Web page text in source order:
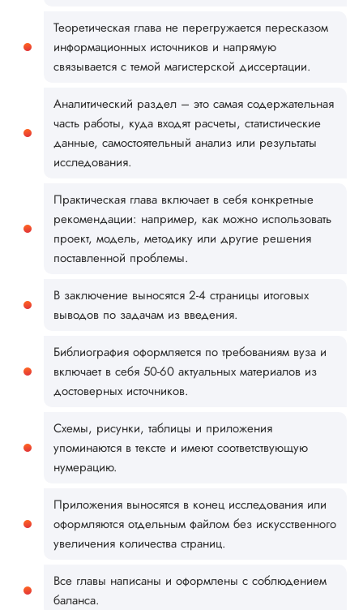
Теоретическая глава не перегружается пересказом
информационных источников и напрямую
связывается с темой магистерской диссертации.
Аналитический раздел – это самая содержательная
часть работы, куда входят расчеты, статистические
данные, самостоятельный анализ или результаты
исследования.
Практическая глава включает в себя конкретные
рекомендации: например, как можно использовать
проект, модель, методику или другие решения
поставленной проблемы.
В заключение выносятся 2-4 страницы итоговых
выводов по задачам из введения.
Библиография оформляется по требованиям вуза и
включает в себя 50-60 актуальных материалов из
достоверных источников.
Схемы, рисунки, таблицы и приложения
упоминаются в тексте и имеют соответствующую
нумерацию.
Приложения выносятся в конец исследования или
оформляются отдельным файлом без искусственного
увеличения количества страниц.
Все главы написаны и оформлены с соблюдением
баланса.